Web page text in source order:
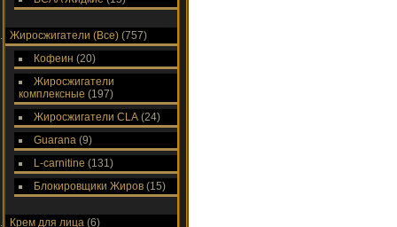
Жиросжигатели (Все) (757)
Кофеин (20)
Жиросжигатели
комплексные (197)
Жиросжигатели CLA (24)
Guarana (9)
L-carnitine (131)
Блокировщики Жиров (15)
Крем для лица (6)